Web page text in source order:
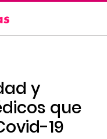
y
que
19